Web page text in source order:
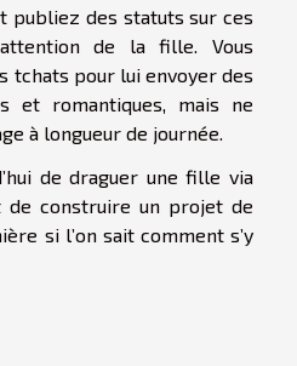
publiez des statuts sur ces
de la fille. Vous
tchats pour lui envoyer des
et romantiques, mais ne
à longueur de journée.
de draguer une fille via
de construire un projet de
si l’on sait comment s’y